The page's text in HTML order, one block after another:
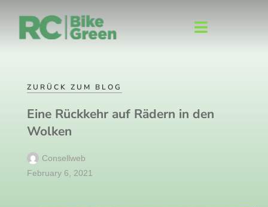
ZURÜCK ZUM BLOG
Eine Rückkehr auf Rädern in den
Wolken
Consellweb
February 6, 2021